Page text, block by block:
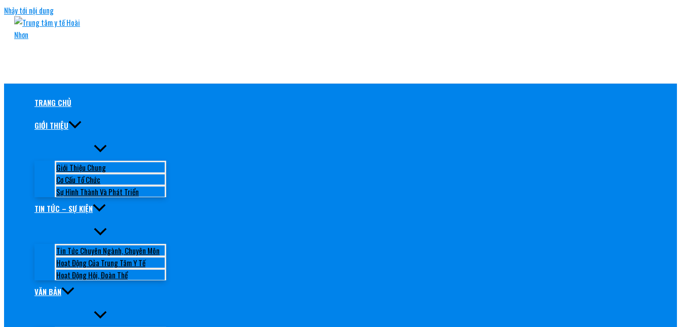
Nhảy tới nội dung
TRANG CHỦ
GIỚI THIỆU
Giới Thiệu Chung
Cơ Cấu Tổ Chức
Sự Hình Thành Và Phát Triển
TIN TỨC – SỰ KIỆN
Tin Tức Chuyên Ngành, Chuyên Môn
Hoạt Động Của Trung Tâm Y Tế
Hoạt Động Hội, Đoàn Thể
VĂN BẢN